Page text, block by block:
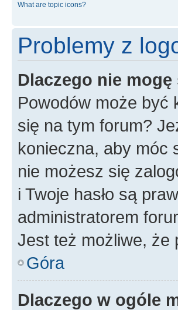
What are topic icons?
Problemy z
Dlaczego nie
Powodów może być
się na tym forum?
konieczna, aby móc
nie możesz się
i Twoje hasło są
administratorem
Jest też możliwe, że
Góra
Dlaczego w ogóle